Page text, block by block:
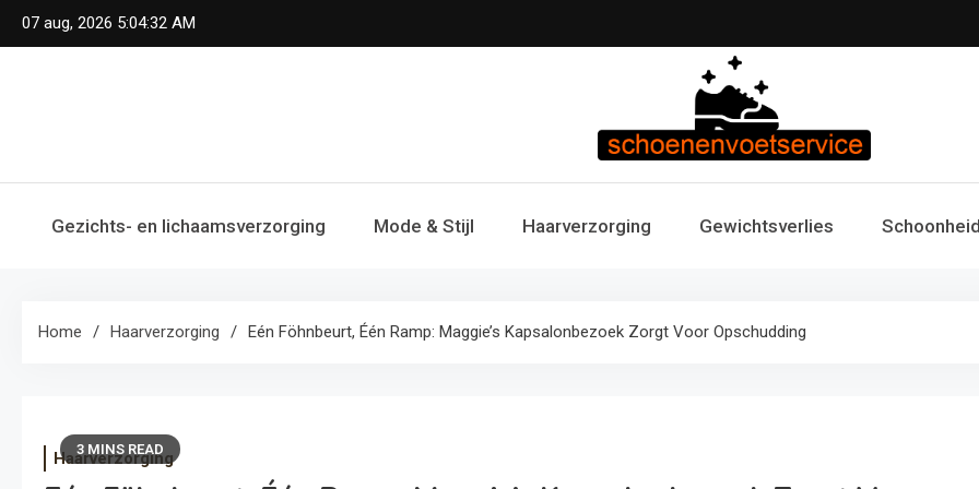
Skip
to
07 aug, 2026 5:04:32 AM
Schoenen &
Gezichts- en lichaamsverzorging Mode & Stijl Haarverzorging Gewichtsverlies
Home Haarverzorging Eén Föhnbeurt, Één Ramp: Maggie’s Kapsalonbezoek Zorgt Voor Opschudding
3 MINS READ
Haarverzorging